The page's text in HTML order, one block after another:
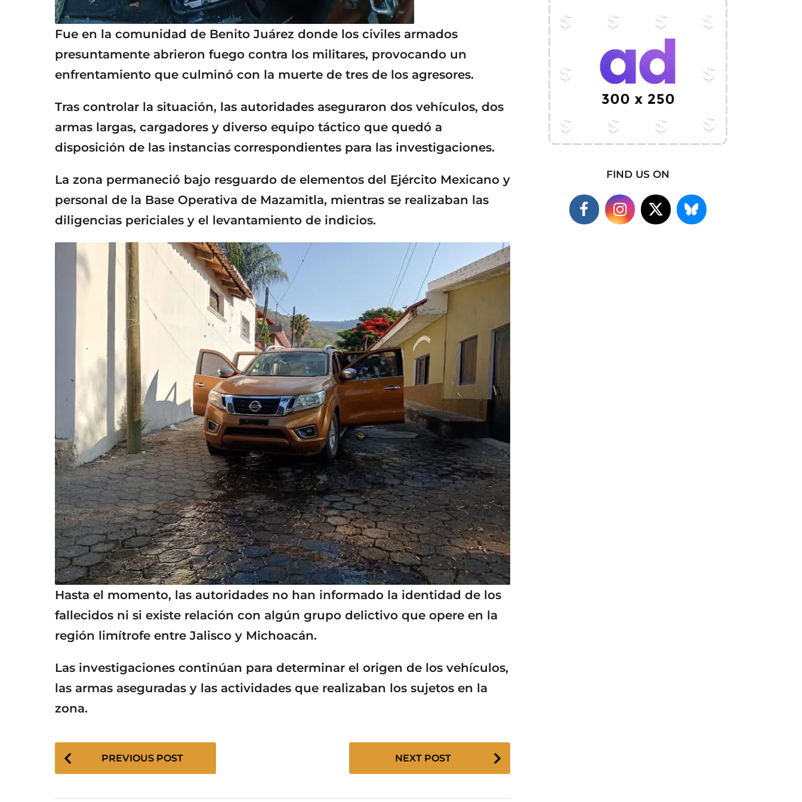
Fue en la comunidad de Benito Juárez donde los civiles armados
presuntamente abrieron fuego contra los militares, provocando un
enfrentamiento que culminó con la muerte de tres de los agresores.
Tras controlar la situación, las autoridades aseguraron dos vehículos, dos
armas largas, cargadores y diverso equipo táctico que quedó a
disposición de las instancias correspondientes para las investigaciones.
La zona permaneció bajo resguardo de elementos del Ejército Mexicano y
personal de la Base Operativa de Mazamitla, mientras se realizaban las
diligencias periciales y el levantamiento de indicios.
Hasta el momento, las autoridades no han informado la identidad de los
fallecidos ni si existe relación con algún grupo delictivo que opere en la
región limítrofe entre Jalisco y Michoacán.
Las investigaciones continúan para determinar el origen de los vehículos,
las armas aseguradas y las actividades que realizaban los sujetos en la
zona.
P
PREVIOUS POST NEXT POST
FIND US ON